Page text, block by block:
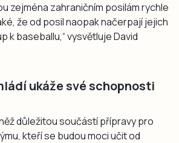
zejména zahraničním posilám rychle
že od posil naopak načerpají jejich
k baseballu,“ vysvětluje David
ukáže své schopnosti
důležitou součástí přípravy pro
kteří se budou moci učit od